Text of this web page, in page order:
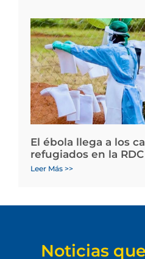
El ébola llega a los
refugiados en la RDC
Leer Más >>
Noticias